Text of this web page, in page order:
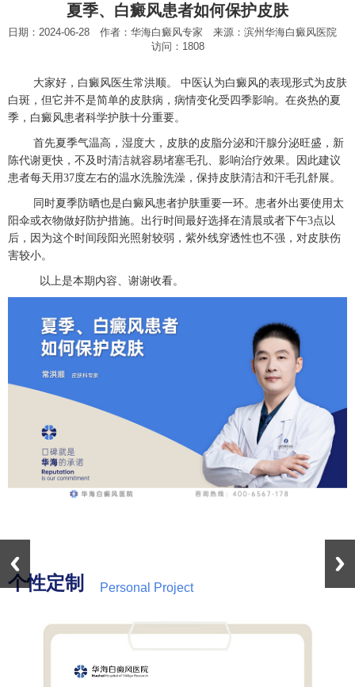
夏季、白癜风患者如何保护皮肤
日期：2024-06-28 作者：华海白癜风专家 来源：滨州华海白癜风医院
访问：1808
大家好，白癜风医生常洪顺。 中医认为白癜风的表现形式为皮肤
白斑，但它并不是简单的皮肤病，病情变化受四季影响。在炎热的夏
季，白癜风患者科学护肤十分重要。
首先夏季气温高，湿度大，皮肤的皮脂分泌和汗腺分泌旺盛，新
陈代谢更快，不及时清洁就容易堵塞毛孔、影响治疗效果。因此建议
患者每天用37度左右的温水洗脸洗澡，保持皮肤清洁和汗毛孔舒展。
同时夏季防晒也是白癜风患者护肤重要一环。患者外出要使用太
阳伞或衣物做好防护措施。出行时间最好选择在清晨或者下午3点以
后，因为这个时间段阳光照射较弱，紫外线穿透性也不强，对皮肤伤
害较小。
以上是本期内容、谢谢收看。
个性定制 Personal Project